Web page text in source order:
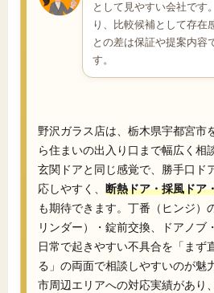
として見やすい会社です
り、比較候補として存在
との差は保証や提案内容
す。
野沢ガラス店は、栃木県宇都宮市
ら住まいの出入り口まで幅広く相
玄関ドアと同じ感覚で、勝手口ド
応しやすく、 断熱ドア・採風ドア
も期待できます。丁番（ヒンジ）
リンダー）・錠前交換、ドアノブ
日常で起きやすい不具合を「まず
る」の両面で相談しやすいのが魅
市周辺エリアへの対応実績があり